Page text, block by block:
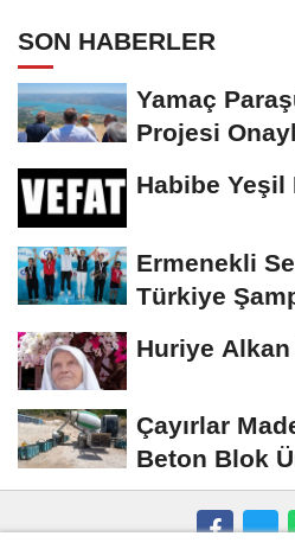
SON HABERLER
Yamaç
Projesi
Habibe Yeşil
Ermenekli
Türkiye
Huriye Alkan
Çayırlar
Beton Blok